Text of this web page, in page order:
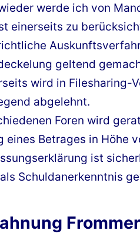
werde ich von
einerseits zu
geltend
wird in Filesharing-
abgelehnt.
Foren wird
eines Betrages in Höhe
ist
Schuldanerkenntnis